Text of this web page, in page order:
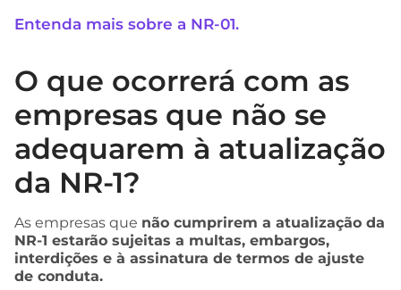
Entenda mais sobre a NR-01.
O que ocorrerá com as
empresas que não se
adequarem à atualização
da NR-1?
As empresas que não cumprirem a atualização da
NR-1 estarão sujeitas a multas, embargos,
interdições e à assinatura de termos de ajuste
de conduta.